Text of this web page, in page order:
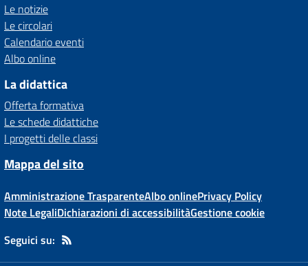
Le notizie
Le circolari
Calendario eventi
Albo online
La didattica
Offerta formativa
Le schede didattiche
I progetti delle classi
Mappa del sito
Amministrazione TrasparenteAlbo onlinePrivacy Policy
Note LegaliDichiarazioni di accessibilitàGestione cookie
Seguici su: